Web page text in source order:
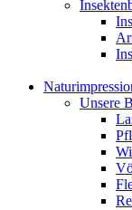
Unsere